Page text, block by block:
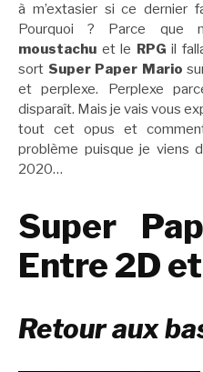
à m’extasier si ce dernier
Pourquoi ? Parce que
moustachu et le RPG il
sort Super Paper Mario
et perplexe. Perplexe
disparaît. Mais je vais vous
tout cet opus et
problème puisque je viens
2020…
Super
Entre 2D
Retour aux